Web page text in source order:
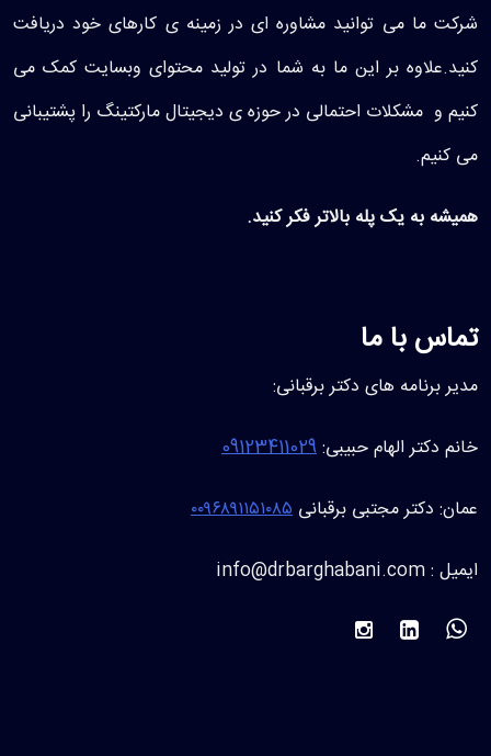
شرکت ما می توانید مشاوره ای در زمینه ی کارهای خود دریافت
کنید.علاوه بر این ما به شما در تولید محتوای وبسایت کمک می
کنیم و مشکلات احتمالی در حوزه ی دیجیتال مارکتینگ را پشتیبانی
می کنیم.
همیشه به یک پله بالاتر فکر کنید.
تماس با ما
مدیر برنامه های دکتر برقبانی:
خانم دکتر الهام حبیبی:09123411029
عمان: دکتر مجتبی برقبانی ۰۰۹۶۸۹۱۱۵۱۰۸۵
ایمیل : info@drbarghabani.com